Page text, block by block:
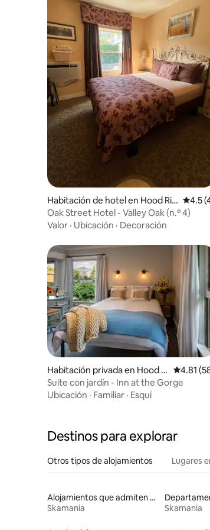
Habitación de hotel en Hood Riv
er
4.5
Oak Street Hotel - Valley Oak (n.º 4)
Valor · Ubicación · Decoración
Habitación privada en Hood Ri
ver
4.81
Suite con jardín - Inn at the Gorge
Ubicación · Familiar · Esquí
Destinos para explorar
Otros tipos de alojamientos Lugares
Alojamientos que admiten mascotas
Skamania
Skamania